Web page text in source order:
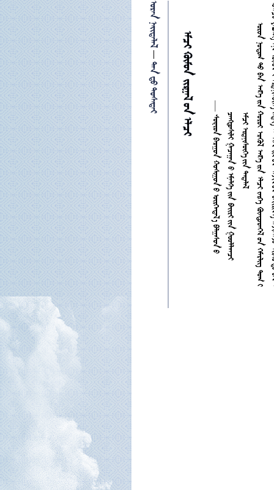
 

      —           
























































































































































































































































